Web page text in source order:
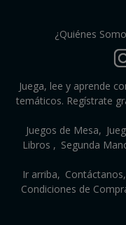
¿Quiénes
Juega, lee y aprende
temáticos. Regístrate
Juegos de Mesa
Libros
Segunda
Ir arriba Contáctanos
Condiciones de